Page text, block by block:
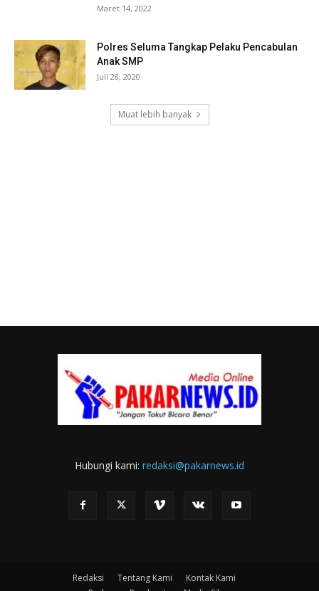
Maret 14, 2022
Polres Seluma Tangkap Pelaku Pencabulan
Anak SMP
Juli 28, 2020
Muat lebih banyak
Hubungi kami: redaksi@pakarnews.id
Redaksi Tentang Kami
Kontak Kami